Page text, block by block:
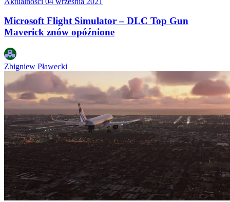
Microsoft Flight Simulator – DLC Top Gun
Maverick znów opóźnione
Zbigniew Pławecki